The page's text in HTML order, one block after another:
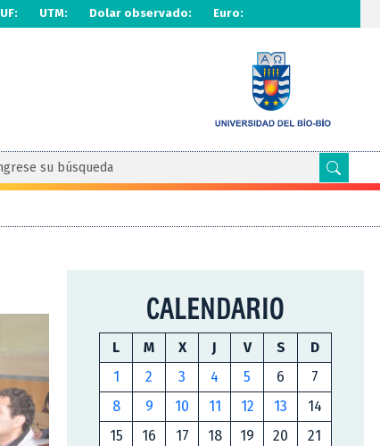
UF: UTM: Dolar observado: Euro:
CALENDARIO
L M X J V S
D
1
2 3 4 5 6
7
8
9 10 11 12 13
14
15
16 17 18 19 20
21